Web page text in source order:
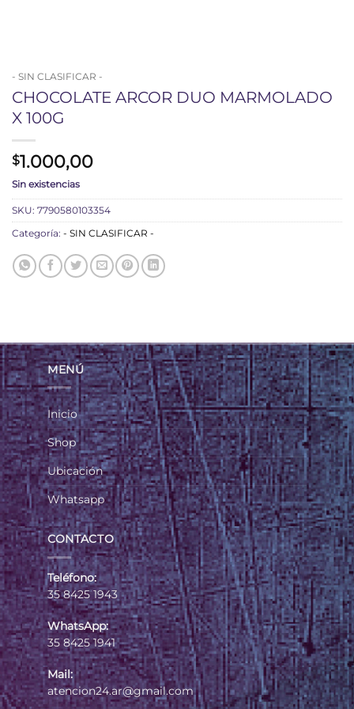
- SIN CLASIFICAR -
CHOCOLATE ARCOR DUO MARMOLADO
X 100G
$1.000,00
Sin existencias
SKU: 7790580103354
Categoría: - SIN CLASIFICAR -
MENÚ
Inicio
Shop
Ubicación
Whatsapp
CONTACTO
Teléfono:
35 8425 1943
WhatsApp:
35 8425 1941
Mail:
atencion24.ar@gmail.com